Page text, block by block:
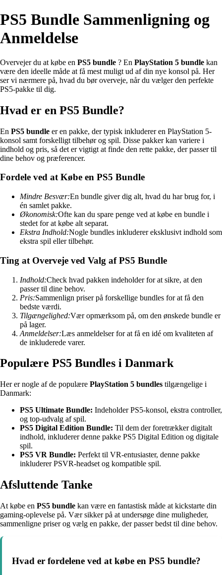
PS5 Bundle Sammenligning og
Anmeldelse
Overvejer du at købe en PS5 bundle ? En PlayStation 5 bundle kan
være den ideelle måde at få mest muligt ud af din nye konsol på. Her
ser vi nærmere på, hvad du bør overveje, når du vælger den perfekte
PS5-pakke til dig.
Hvad er en PS5 Bundle?
En PS5 bundle er en pakke, der typisk inkluderer en PlayStation 5-
konsol samt forskelligt tilbehør og spil. Disse pakker kan variere i
indhold og pris, så det er vigtigt at finde den rette pakke, der passer til
dine behov og præferencer.
Fordele ved at Købe en PS5 Bundle
Mindre Besvær:En bundle giver dig alt, hvad du har brug for, i
én samlet pakke.
Økonomisk:Ofte kan du spare penge ved at købe en bundle i
stedet for at købe alt separat.
Ekstra Indhold:Nogle bundles inkluderer eksklusivt indhold som
ekstra spil eller tilbehør.
Ting at Overveje ved Valg af PS5 Bundle
Indhold:Check hvad pakken indeholder for at sikre, at den
passer til dine behov.
Pris:Sammenlign priser på forskellige bundles for at få den
bedste værdi.
Tilgængelighed:Vær opmærksom på, om den ønskede bundle er
på lager.
Anmeldelser:Læs anmeldelser for at få en idé om kvaliteten af
de inkluderede varer.
Populære PS5 Bundles i Danmark
Her er nogle af de populære PlayStation 5 bundles tilgængelige i
Danmark:
PS5 Ultimate Bundle: Indeholder PS5-konsol, ekstra controller,
og top-udvalg af spil.
PS5 Digital Edition Bundle: Til dem der foretrækker digitalt
indhold, inkluderer denne pakke PS5 Digital Edition og digitale
spil.
PS5 VR Bundle: Perfekt til VR-entusiaster, denne pakke
inkluderer PSVR-headset og kompatible spil.
Afsluttende Tanke
At købe en PS5 bundle kan være en fantastisk måde at kickstarte din
gaming-oplevelse på. Vær sikker på at undersøge dine muligheder,
sammenligne priser og vælg en pakke, der passer bedst til dine behov.
Hvad er fordelene ved at købe en PS5 bundle?